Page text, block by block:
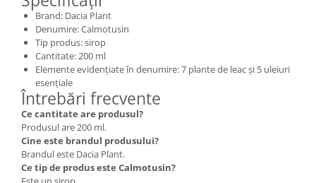
Brand: Dacia Plant
Denumire: Calmotusin
Tip produs: sirop
Cantitate: 200 ml
Elemente evidențiate în denumire: 7 plante de leac și 5 uleiuri
esențiale
Întrebări frecvente
Ce cantitate are produsul?
Produsul are 200 ml.
Cine este brandul produsului?
Brandul este Dacia Plant.
Ce tip de produs este Calmotusin?